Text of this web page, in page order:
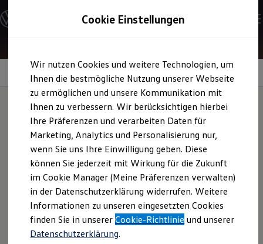
Hauptinhalt
springen
Footer
springen
Modelle und Konfigurator
Konfigurator
Modelle vergleichen
Elektroautos
ENERGY Sondermodelle
Nutzfahrzeuge
SUV und CUV
Familienautos
Kombis
Kompaktwagen
Sportwagen
Schnell verfügbare Fahrzeuge
Angebote und Produkte
Aktuelle Angebote
E-Auto-Förderung
Volkswagen Marktplatz
Die ENERGY Sondermodelle
Junge Gebrauchtwagen und Gebrauchtwagen
Volkswagen Zertifizierte Gebrauchtwagen
Elektromobilität bei Gebrauchtwagen
Information
Reifentaschen-Set
Das vierteilige Reifentaschen-Set kann einen schonenden
Transport und die werterhaltende Lagerung Ihrer Räder in
Garage und Keller ermöglichen. Außen befinden sich
separate Taschen zur Aufbewahrung der Radbolzen. Durch
Kennzeichnung auf der Tasche ist eine einfache Zuordnung
der Räder möglich. Fragen Sie das Produkt gern bei Ihrem
Cookie Einstellungen
Wir nutzen Cookies und weitere Technologien, um
Ihnen die bestmögliche Nutzung unserer Webseite
zu ermöglichen und unsere Kommunikation mit
Ihnen zu verbessern. Wir berücksichtigen hierbei
Ihre Präferenzen und verarbeiten Daten für
Marketing, Analytics und Personalisierung nur,
wenn Sie uns Ihre Einwilligung geben. Diese
können Sie jederzeit mit Wirkung für die Zukunft
im Cookie Manager (Meine Präferenzen verwalten)
in der Datenschutzerklärung widerrufen. Weitere
Informationen zu unseren eingesetzten Cookies
finden Sie in unsererCookie-Richtlinie und unserer
Datenschutzerklärung.